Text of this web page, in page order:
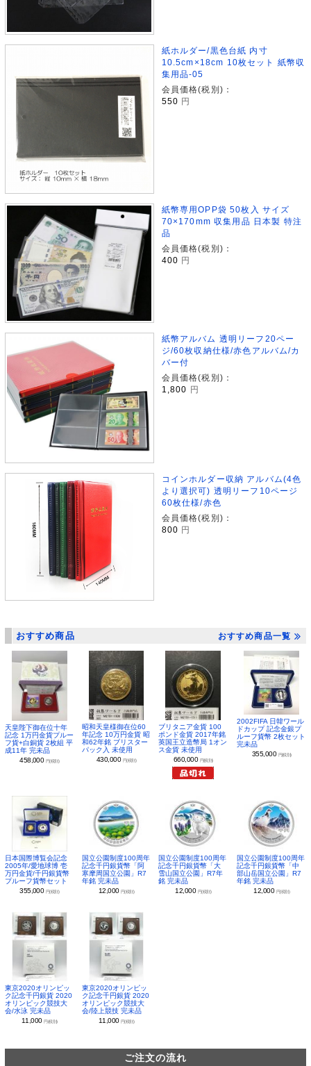
紙ホルダー/黒色台紙 内寸
10.5cm×18cm 10枚セット 紙幣収
集用品-05
会員価格(税別)：
550 円
紙幣専用OPP袋 50枚入 サイズ
70×170mm 収集用品 日本製 特注
品
会員価格(税別)：
400 円
紙幣アルバム 透明リーフ20ペー
ジ/60枚収納仕様/赤色アルバム/カ
バー付
会員価格(税別)：
1,800
円
コインホルダー収納 アルバム(4色
より選択可) 透明リーフ10ページ
60枚仕様/赤色
会員価格(税別)：
800 円
おすすめ商品 おすすめ商品一覧
天皇陛下御在位十年
記念 1万円金貨プルー
フ貨+白銅貨 2枚組 平
成11年 完未品
458,000 円(税別)
昭和天皇様御在位60
年記念 10万円金貨 昭
和62年銘 ブリスター
パック入 未使用
430,000 円(税別)
ブリタニア金貨 100
ポンド金貨 2017年銘
英国王立造幣局 1オン
ス金貨 未使用
660,000 円(税別)
2002FIFA 日韓ワール
ドカップ 記念金銀プ
ルーフ貨幣 2枚セット
完未品
355,000 円(税別)
日本国際博覧会記念
2005年/愛地球博 壱
万円金貨/千円銀貨幣
プルーフ貨幣セット
355,000 円(税別)
国立公園制度100周年
記念千円銀貨幣「阿
寒摩周国立公園」R7
年銘 完未品
12,000 円(税別)
国立公園制度100周年
記念千円銀貨幣「大
雪山国立公園」R7年
銘 完未品
12,000 円(税別)
国立公園制度100周年
記念千円銀貨幣「中
部山岳国立公園」R7
年銘 完未品
12,000 円(税別)
東京2020オリンピッ
ク記念千円銀貨 2020
オリンピック競技大
会/水泳 完未品
11,000円(税別)
東京2020オリンピッ
ク記念千円銀貨 2020
オリンピック競技大
会/陸上競技 完未品
11,000 円(税別)
ご注文の流れ